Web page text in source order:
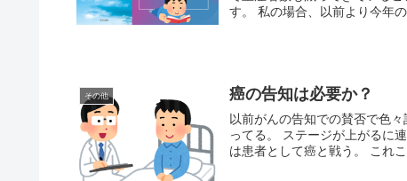
す。 私の場合、以前より今
その他 癌の告知は必要か？
以前がんの告知での賛否で色
ってる。 ステージが上がるに連れ医師だけの力ではどうにもならない。 医師は医師として患者
は患者として癌と戦う。 これ